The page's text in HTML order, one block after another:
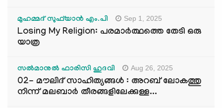
മുഹമ്മദ് സുഫ്‌യാൻ എം.പി Sep 1, 2025
Losing My Religion: പരമാർത്ഥത്തെ തേടി ഒരു
യാത്ര
സൽമാനുൽ ഫാരിസി ഹുദവി Aug 26, 2025
02- മൗലിദ് സാഹിത്യങ്ങൾ : അറബ് ലോകത്തു
നിന്ന് മലബാർ തീരങ്ങളിലേക്കുള്ള...